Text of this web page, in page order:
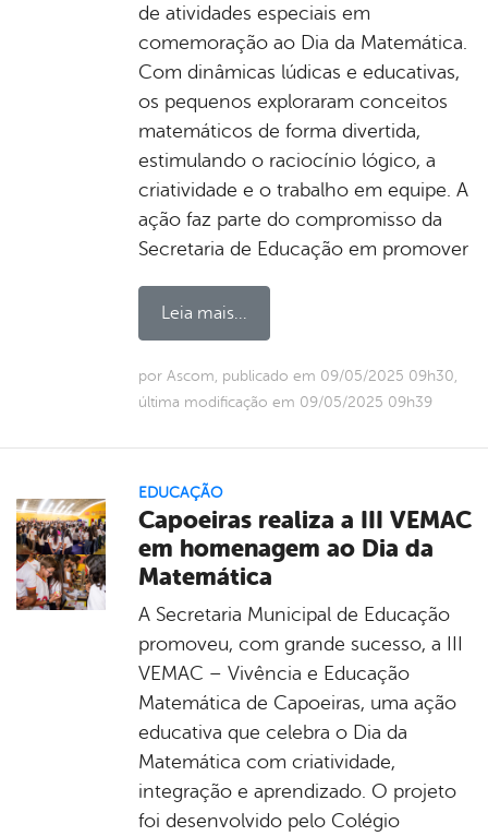
de atividades especiais em
comemoração ao Dia da Matemática.
Com dinâmicas lúdicas e educativas,
os pequenos exploraram conceitos
matemáticos de forma divertida,
estimulando o raciocínio lógico, a
criatividade e o trabalho em equipe. A
ação faz parte do compromisso da
Secretaria de Educação em promover
Leia mais...
por Ascom, publicado em 09/05/2025 09h30,
última modificação em 09/05/2025 09h39
EDUCAÇÃO
Capoeiras realiza a III VEMAC
em homenagem ao Dia da
Matemática
A Secretaria Municipal de Educação
promoveu, com grande sucesso, a III
VEMAC – Vivência e Educação
Matemática de Capoeiras, uma ação
educativa que celebra o Dia da
Matemática com criatividade,
integração e aprendizado. O projeto
foi desenvolvido pelo Colégio